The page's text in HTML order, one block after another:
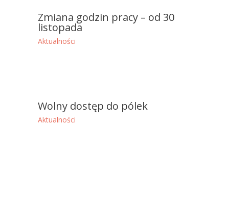
Zmiana godzin pracy – od 30
listopada
Aktualności
Wolny dostęp do pólek
Aktualności